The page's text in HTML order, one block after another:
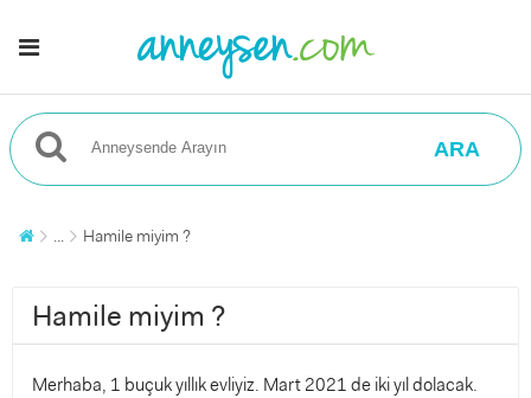
ARA
... Hamile miyim ?
Hamile miyim ?
Merhaba, 1 buçuk yıllık evliyiz. Mart 2021 de iki yıl dolacak.